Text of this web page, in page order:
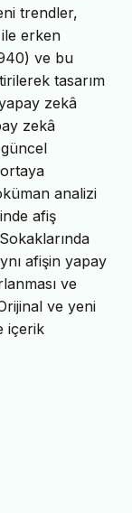
trendler,
ile erken
ve bu
tasarım
zekâ
zekâ
analizi
afiş
afişin yapay
ve
ve yeni
içerik